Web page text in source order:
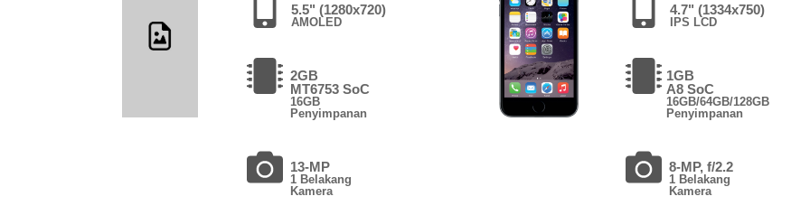
5.5" (1280x720)
AMOLED
2GB
MT6753 SoC
16GB
Penyimpanan
13-MP
1 Belakang
Kamera
4.7" (1334x750)
IPS LCD
1GB
A8 SoC
16GB/64GB/128GB
Penyimpanan
8-MP, f/2.2
1 Belakang
Kamera